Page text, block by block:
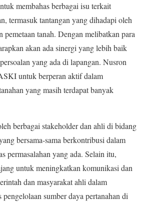
membahas berbagai isu terkait
termasuk tantangan yang dihadapi oleh
pemetaan tanah. Dengan melibatkan para
akan ada sinergi yang lebih baik
yang ada di lapangan. Nusron
untuk berperan aktif dalam
yang masih terdapat banyak
berbagai stakeholder dan ahli di bidang
bersama-sama berkontribusi dalam
permasalahan yang ada. Selain itu,
untuk meningkatkan komunikasi dan
dan masyarakat ahli dalam
sumber daya pertanahan di